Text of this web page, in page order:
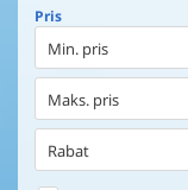
Pris
Min. pris
Maks. pris
Rabat